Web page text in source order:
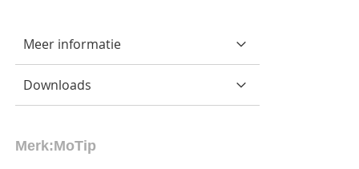
Merk:MoTip
Meer informatie
Downloads